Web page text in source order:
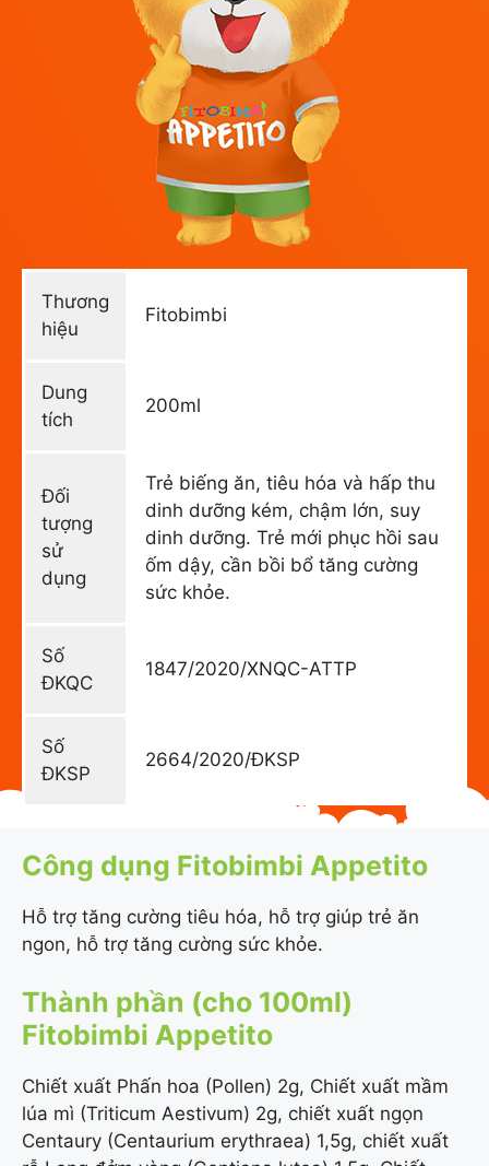
Thương
hiệu
Fitobimbi
Dung
tích
200ml
Đối
tượng
sử
dụng
Trẻ biếng ăn, tiêu hóa và hấp thu
dinh dưỡng kém, chậm lớn, suy
dinh dưỡng. Trẻ mới phục hồi sau
ốm dậy, cần bồi bổ tăng cường
sức khỏe.
Số
ĐKQC
1847/2020/XNQC-ATTP
Số
ĐKSP
2664/2020/ĐKSP
Công dụng Fitobimbi Appetito
Hỗ trợ tăng cường tiêu hóa, hỗ trợ giúp trẻ ăn
ngon, hỗ trợ tăng cường sức khỏe.
Thành phần (cho 100ml)
Fitobimbi Appetito
Chiết xuất Phấn hoa (Pollen) 2g, Chiết xuất mầm
lúa mì (Triticum Aestivum) 2g, chiết xuất ngọn
Centaury (Centaurium erythraea) 1,5g, chiết xuất